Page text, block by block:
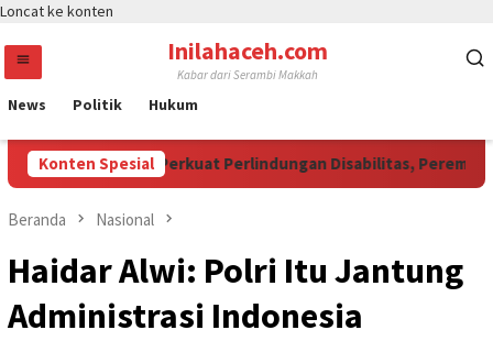
Loncat ke konten
Inilahaceh.com
Kabar dari Serambi Makkah
News Politik Hukum
Konten Spesial
Momentum Perkuat Perlindungan Disabilitas, Perempuan, dan
Beranda Nasional
Haidar Alwi: Polri Itu Jantung
Administrasi Indonesia